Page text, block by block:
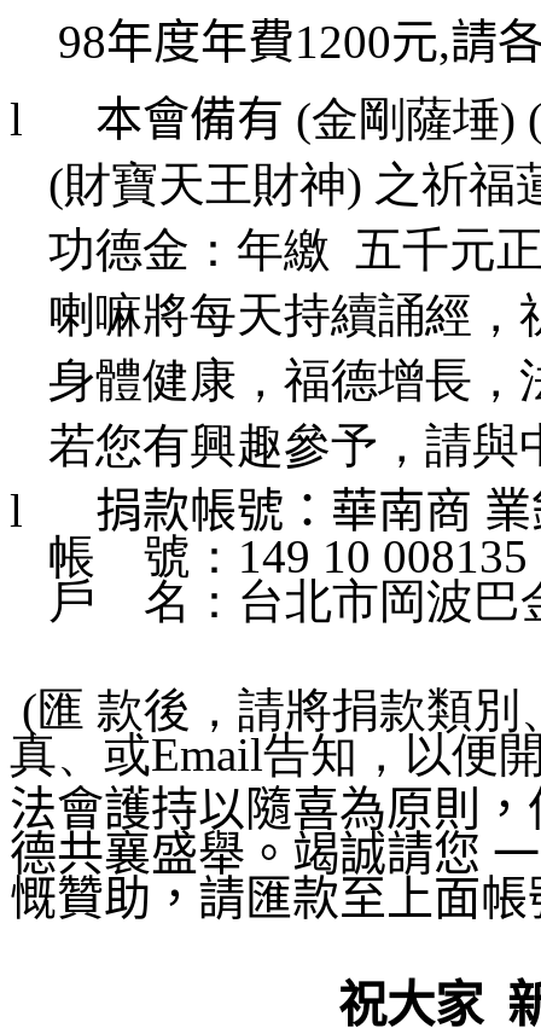
98年度年費1200元,請
l
本會備有 (金剛薩埵)
(財寶天王財神) 之祈福
功德金：年繳 五千元
喇嘛將每天持續誦經
身體健康，福德增長，
若您有興趣參予，請與
l
捐款帳號：華南商
帳
號：149 10 008135
戶
名：台北市岡波巴
(匯 款後，請將捐款類
真、或Email告知，以便
法會護持以隨喜為原則
德共襄盛舉。竭誠請您
慨贊助，請匯款至上面
祝大家